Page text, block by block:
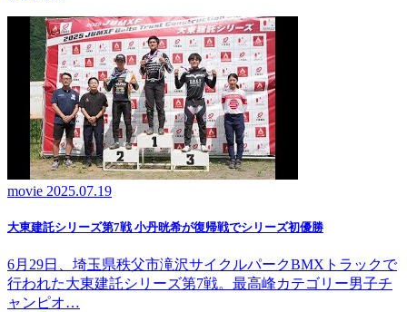
movie 2025.07.19
大東建託シリーズ第7戦 ⼩丹晄希が復帰戦でシリーズ初優勝
6月29日、埼玉県秩父市滝沢サイクルパークBMXトラックで
行われた大東建託シリーズ第7戦。最高峰カテゴリー男子チ
ャンピオ…